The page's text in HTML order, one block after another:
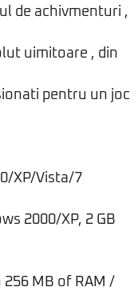
de achivmenturi ,
uimitoare , din
pentru un joc
XP/Vista/7
2000/XP, 2 GB
256 MB of RAM /